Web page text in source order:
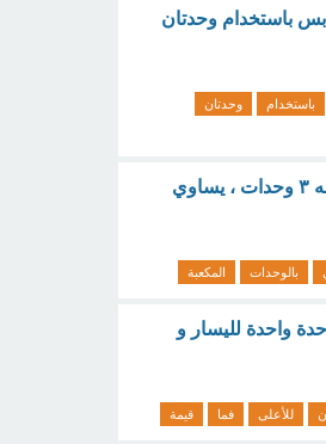
باستخدام وحدتان
باستخدام
وحدتان
حجم صندوق التفاح الذي طوله ٥ وحدات و عرضه وحدتان و ارتفاعه ٣ وحدات ، يساوي
بالوحدات المكعبة
مقداره وحدة واحدة لليسار و
للأعلى فما قيمة